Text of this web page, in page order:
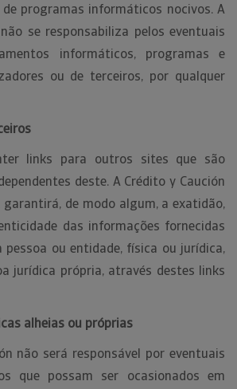
programas informáticos nocivos. A
se responsabiliza pelos eventuais
informáticos, programas e
ou de terceiros, por qualquer
links para outros sites que são
deste. A Crédito y Caución
garantirá, de modo algum, a exatidão,
das informações fornecidas
ou entidade, física ou jurídica,
jurídica própria, através destes links
alheias ou próprias
não será responsável por eventuais
que possam ser ocasionados em